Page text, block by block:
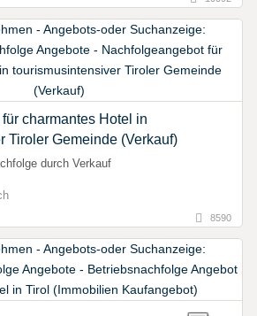
charmantes Hotel in
Tiroler Gemeinde (Verkauf)
durch Verkauf
8590